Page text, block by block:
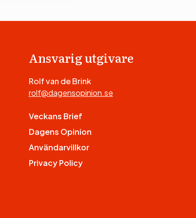
Ansvarig utgivare
Rolf van de Brink
rolf@dagensopinion.se
Veckans Brief
Dagens Opinion
Användarvillkor
Privacy Policy